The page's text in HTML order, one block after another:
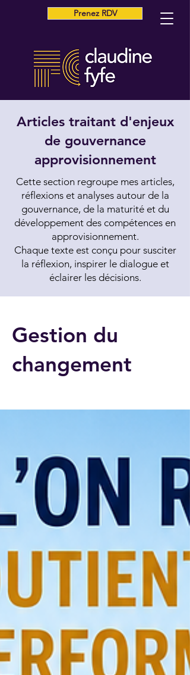
Prenez RDV
Articles traitant d'enjeux
de gouvernance
approvisionnement
Cette section regroupe mes articles,
réflexions et analyses autour de la
gouvernance, de la maturité et du
développement des compétences en
approvisionnement.
Chaque texte est conçu pour susciter
la réflexion, inspirer le dialogue et
éclairer les décisions.
Gestion du
changement